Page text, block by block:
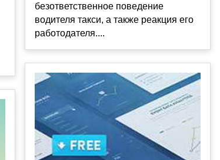
безответственное поведение
водителя такси, а также реакция его
работодателя....